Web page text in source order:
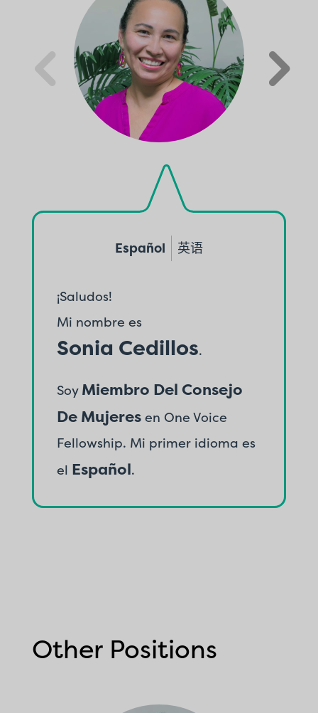
4
Español 英语
¡Saludos!
Mi nombre es
Sonia Cedillos.
Soy Miembro Del Consejo
De Mujeresen One Voice
Fellowship. Mi primer idioma es
el Español.
5
Other Positions